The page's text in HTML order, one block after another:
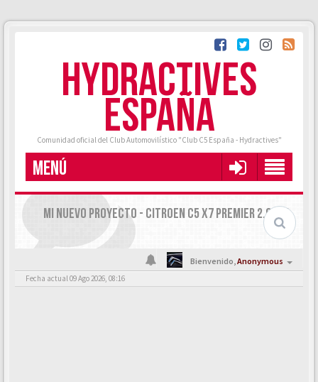
HYDRACTIVES
ESPAÑA
Comunidad oficial del Club Automovilístico "Club C5 España - Hydractives"
MENÚ
MI NUEVO PROYECTO - CITROEN C5 X7 PREMIER 2.0 HDI
Bienvenido,Anonymous
Fecha actual 09 Ago 2026, 08:16